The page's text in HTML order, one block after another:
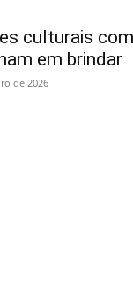
culturais
em brindar
de 2026